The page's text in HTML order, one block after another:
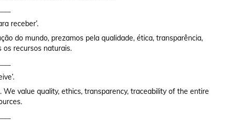
receber’.
do mundo, prezamos pela qualidade, ética, transparência,
recursos naturais.
value quality, ethics, transparency, traceability of the entire